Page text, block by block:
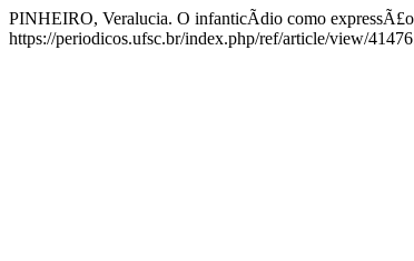
PINHEIRO, Veralucia. O infanticÃ­dio como
https://periodicos.ufsc.br/index.php/ref/article/view/